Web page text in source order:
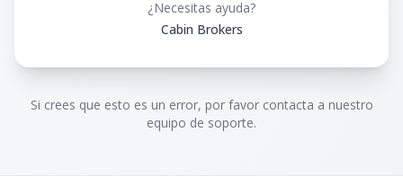
¿Necesitas ayuda?
Cabin Brokers
Si crees que esto es un error, por favor contacta a nuestro
equipo de soporte.